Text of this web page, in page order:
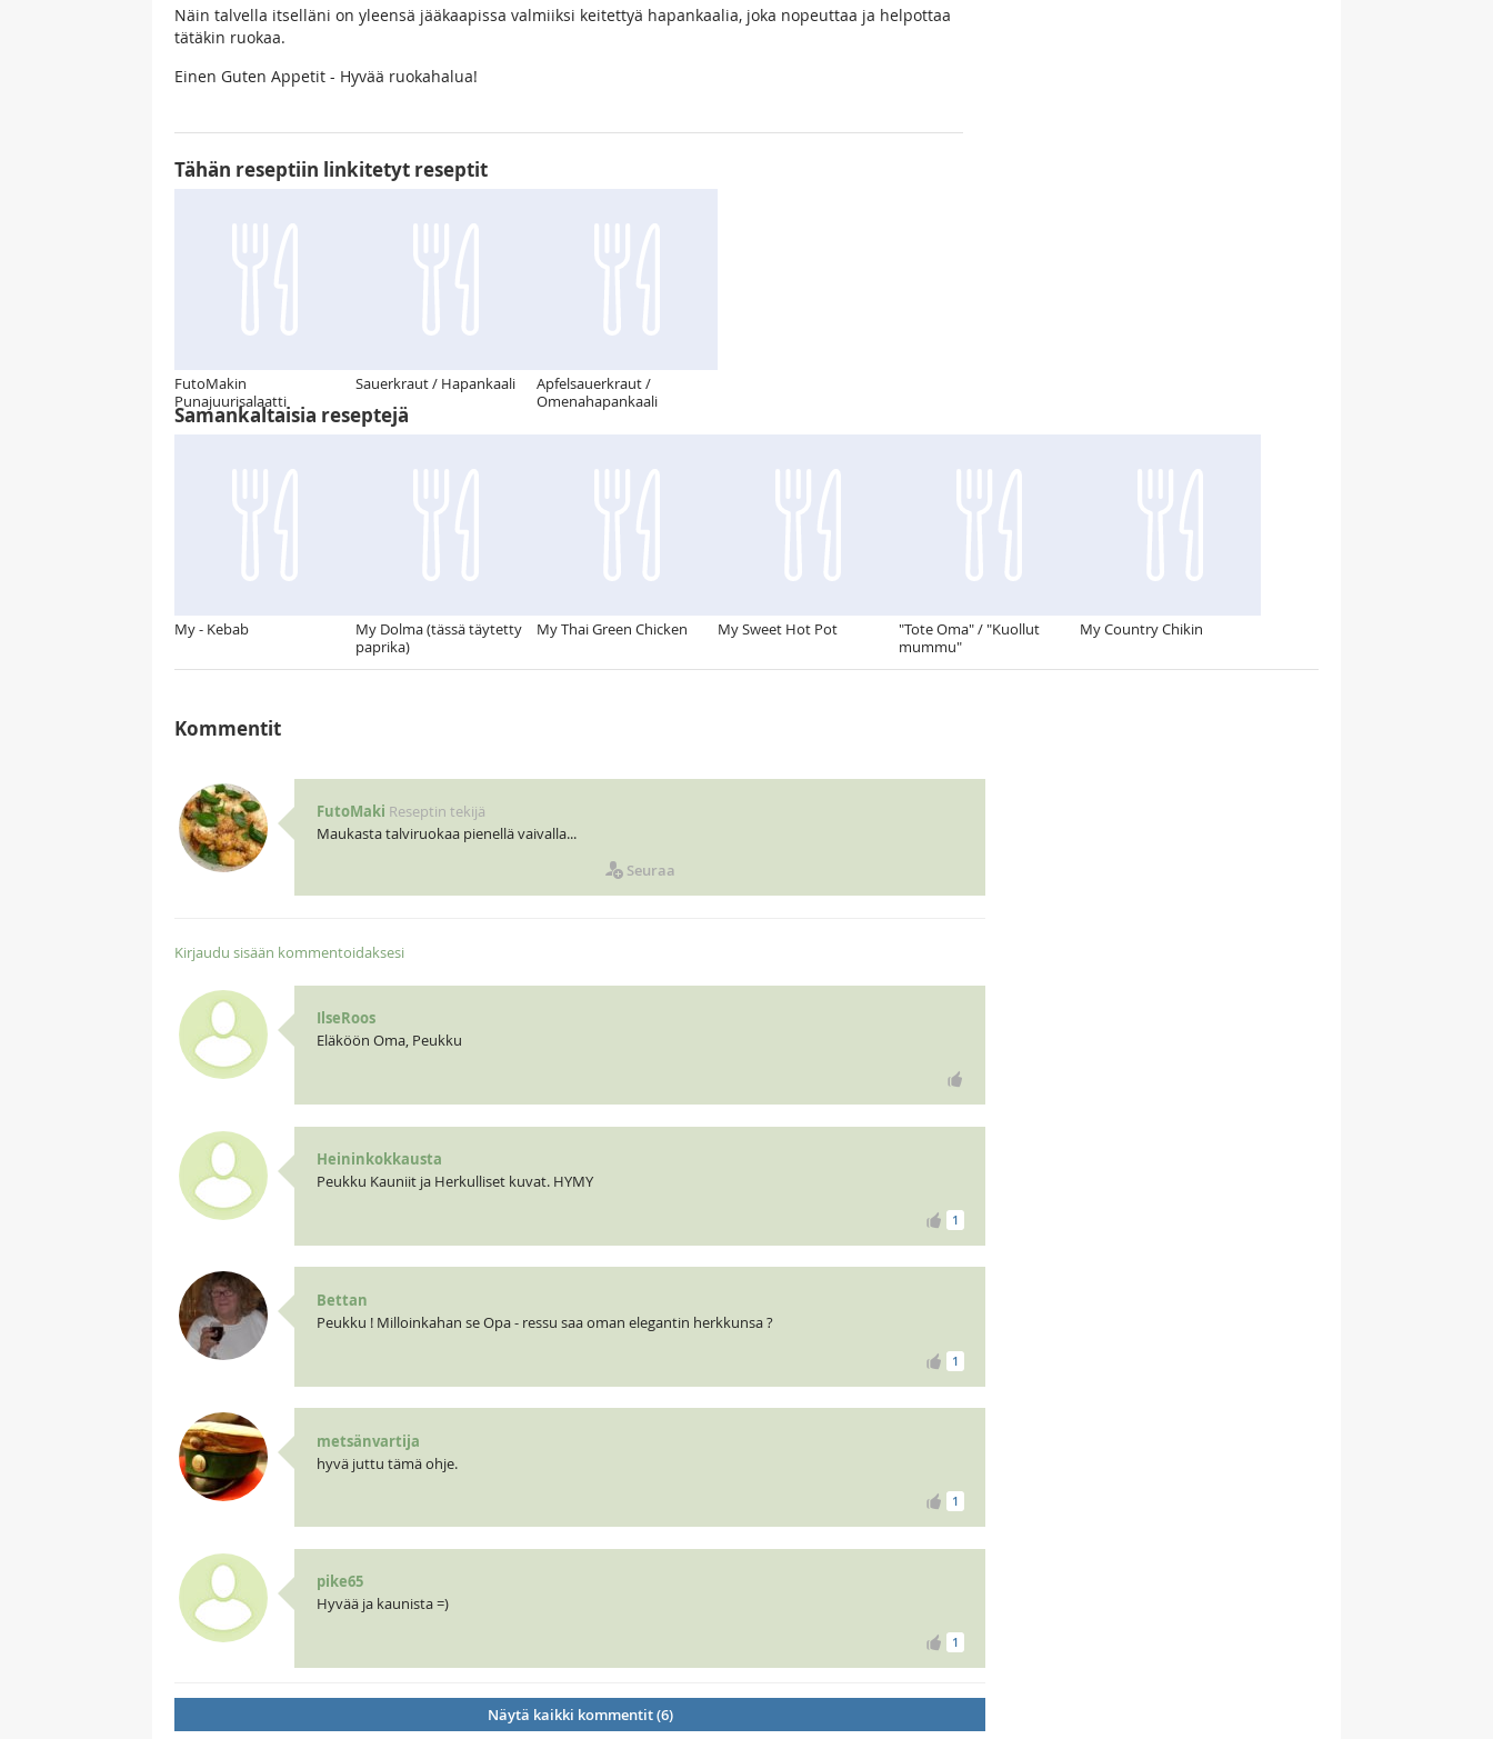
Näin talvella itselläni on yleensä jääkaapissa valmiiksi keitettyä hapankaalia, joka nopeuttaa ja helpottaa
tätäkin ruokaa.
Einen Guten Appetit - Hyvää ruokahalua!
Tähän reseptiin linkitetyt reseptit
FutoMakin
Punajuurisalaatti
Sauerkraut / Hapankaali
Apfelsauerkraut /
Omenahapankaali
Samankaltaisia reseptejä
My - Kebab
My Dolma (tässä täytetty
paprika)
My Thai Green Chicken My Sweet Hot Pot
"Tote Oma" / "Kuollut
mummu"
My Country Chikin
Kommentit
FutoMaki Reseptin tekijä
Maukasta talviruokaa pienellä vaivalla...
Seuraa
Kirjaudu sisään kommentoidaksesi
IlseRoos
Eläköön Oma, Peukku
Heininkokkausta
Peukku Kauniit ja Herkulliset kuvat. HYMY
1
Bettan
Peukku ! Milloinkahan se Opa - ressu saa oman elegantin herkkunsa ?
1
metsänvartija
hyvä juttu tämä ohje.
1
pike65
Hyvää ja kaunista =)
1
Näytä kaikki kommentit (6)